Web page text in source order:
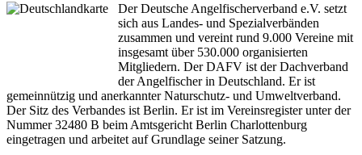
Der Deutsche Angelfischerverband e.V. setzt
sich aus Landes- und Spezialverbänden
zusammen und vereint rund 9.000 Vereine mit
insgesamt über 530.000 organisierten
Mitgliedern. Der DAFV ist der Dachverband
der Angelfischer in Deutschland. Er ist
gemeinnützig und anerkannter Naturschutz- und Umweltverband.
Der Sitz des Verbandes ist Berlin. Er ist im Vereinsregister unter der
Nummer 32480 B beim Amtsgericht Berlin Charlottenburg
eingetragen und arbeitet auf Grundlage seiner Satzung.